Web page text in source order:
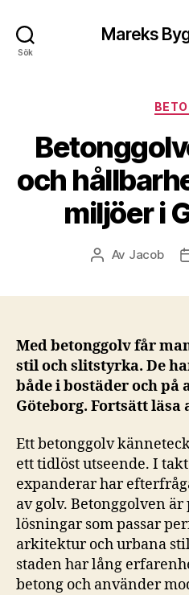
Sök
Mareks
och
miljöer i
Av Jacob
Med betonggolv får
stil och slitstyrka. De
både i bostäder och på
Göteborg. Fortsätt läsa
Ett betonggolv
ett tidlöst utseende. I
expanderar har
av golv. Betonggolven
lösningar som passar
arkitektur och urbana
staden har lång
betong och använder